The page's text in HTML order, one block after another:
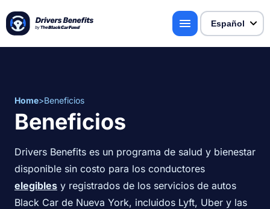
Home>Beneficios
Beneficios
Drivers Benefits es un programa de salud y bienestar
disponible sin costo para los conductores
elegibles y registrados de los servicios de autos
Black Car de Nueva York, incluidos Lyft, Uber y las